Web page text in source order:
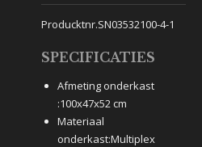
Producktnr.SN03532100-4-1
SPECIFICATIES
Afmeting onderkast
:100x47x52 cm
Materiaal
onderkast:Multiplex